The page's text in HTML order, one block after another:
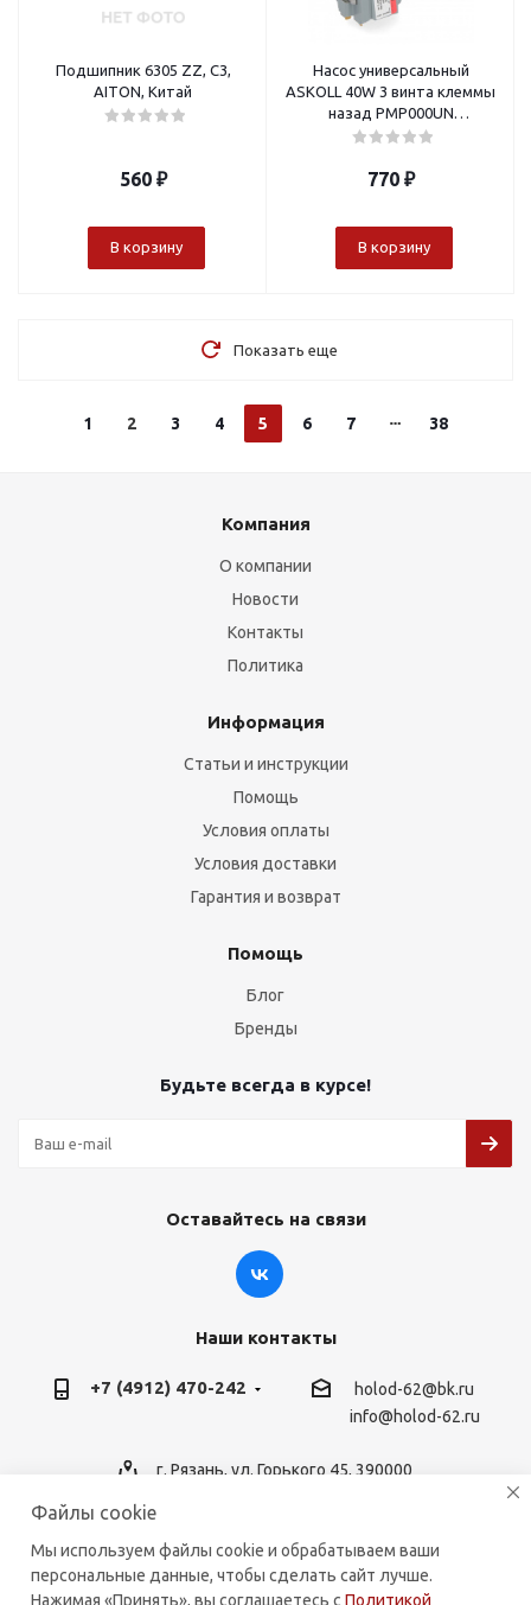
Подшипник 6305 ZZ, C3,
AITON, Китай
560₽
В корзину
Насос универсальный
ASKOLL 40W 3 винта клеммы
назад PMP000UN
(алюминиевая обмотка)
770₽
В корзину
Показать еще
1 2 3 4 5 6 7 38
Компания
О компании
Новости
Контакты
Политика
Информация
Статьи и инструкции
Помощь
Условия оплаты
Условия доставки
Гарантия и возврат
Помощь
Блог
Бренды
Будьте всегда в курсе!
Оставайтесь на связи
Наши контакты
+7 (4912) 470-242
holod-62@bk.ru
info@holod-62.ru
г. Рязань, ул. Горького 45, 390000
2026 © holod-62.ru. Комплектующие для бытовой и
Файлы cookie
Мы используем файлы cookie и обрабатываем ваши
персональные данные, чтобы сделать сайт лучше.
Нажимая «Принять», вы соглашаетесь с Политикой